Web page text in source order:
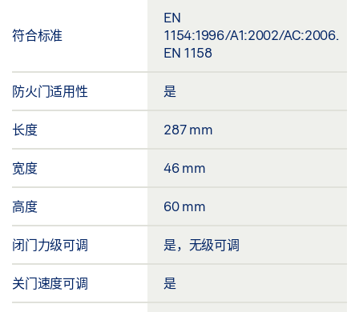
符合标准
EN
1154:1996/A1:2002/AC:2006.
EN 1158
防火门适用性 是
长度 287 mm
宽度 46 mm
高度 60 mm
闭门力级可调 是，无级可调
关门速度可调 是